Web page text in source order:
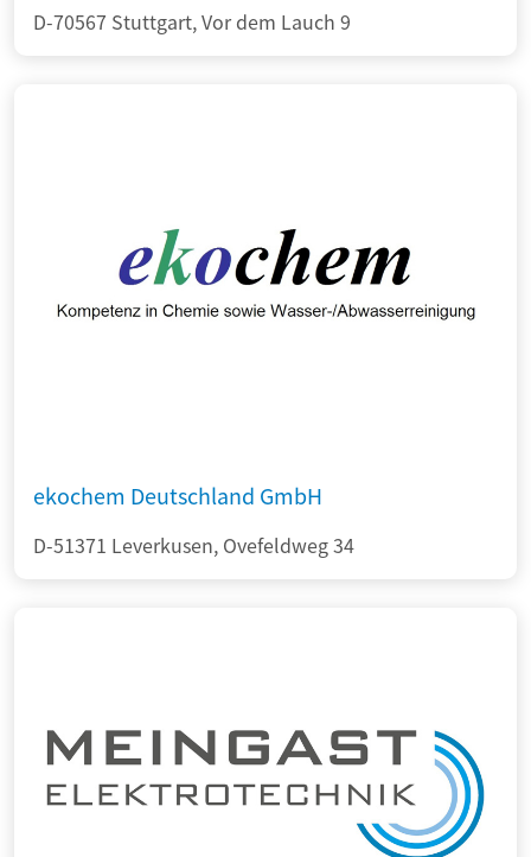
D-70567 Stuttgart, Vor dem Lauch 9
ekochem Deutschland GmbH
D-51371 Leverkusen, Ovefeldweg 34